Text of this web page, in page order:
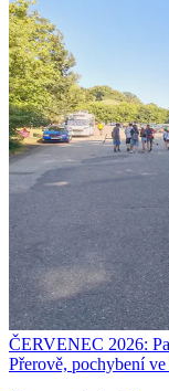
ČERVENEC 2026:
Přerově, pochybení